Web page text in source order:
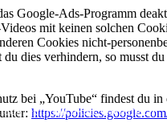
Google-Ads-Programm
mit keinen solchen
Cookies nicht-
dies verhindern, so musst
bei „YouTube“ findest du in
https://
Gemütlichkeit,Wienerisch,
Gaming,